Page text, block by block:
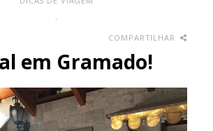
-
COMPARTILHAR
em Gramado!